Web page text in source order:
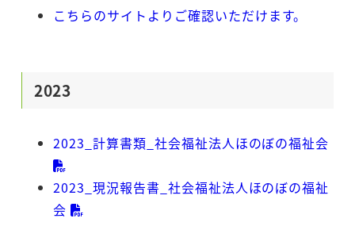
こちらのサイトよりご確認いただけます。
2023
2023_計算書類_社会福祉法人ほのぼの福祉会
2023_現況報告書_社会福祉法人ほのぼの福祉
会